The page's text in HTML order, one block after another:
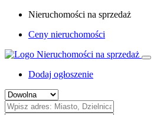
Nieruchomości na sprzedaż
Ceny nieruchomości
Dodaj ogłoszenie